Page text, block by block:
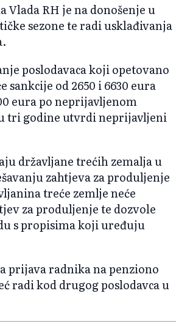
RH je na donošenje u
sezone te radi usklađivanja
poslodavaca koji opetovano
od 2650 i 6630 eura
eura po neprijavljenom
tri godine utvrdi neprijavljeni
državljane trećih zemalja u
zahtjeva za produljenje
treće zemlje neće
za produljenje te dozvole
s propisima koji uređuju
prijava radnika na penziono
radi kod drugog poslodavca u